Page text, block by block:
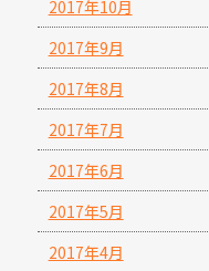
2017年10月
2017年9月
2017年8月
2017年7月
2017年6月
2017年5月
2017年4月